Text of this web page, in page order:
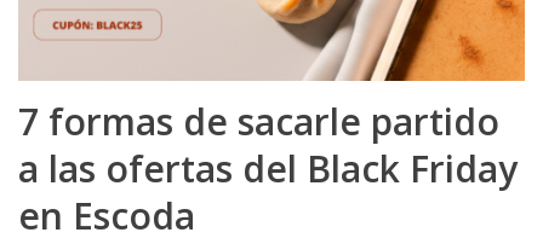
7 formas de sacarle partido
a las ofertas del Black Friday
en Escoda